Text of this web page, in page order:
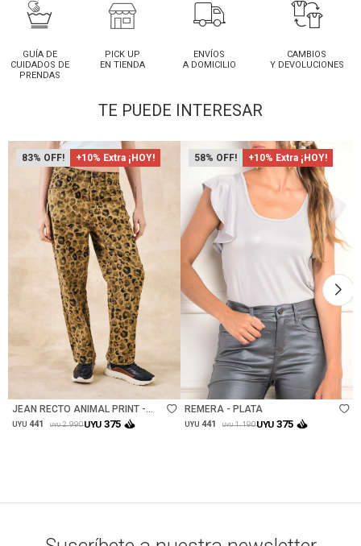
GUÍA DE
CUIDADOS DE
PRENDAS
PICK UP
EN TIENDA
ENVÍOS
A DOMICILIO
CAMBIOS
Y DEVOLUCIONES
TE PUEDE INTERESAR
83 +10% Extra ¡HOY!
JEAN RECTO ANIMAL PRINT -
MULTI
UYU 441 UYU 2.990UYU 375
58 +10% Extra ¡HOY!
Talle
REMERA - PLATA
UYU 441 UYU 1.190UYU 375